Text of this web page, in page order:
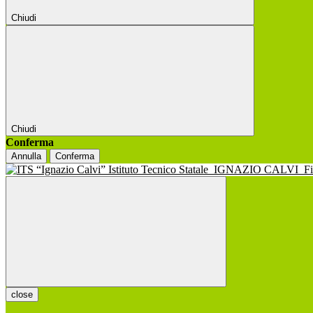
Chiudi
Chiudi
Conferma
Annulla Conferma
Istituto Tecnico Statale IGNAZIO CALVI
close